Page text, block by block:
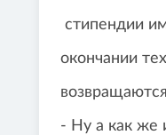
стипендии
окончании
- Ну а как же